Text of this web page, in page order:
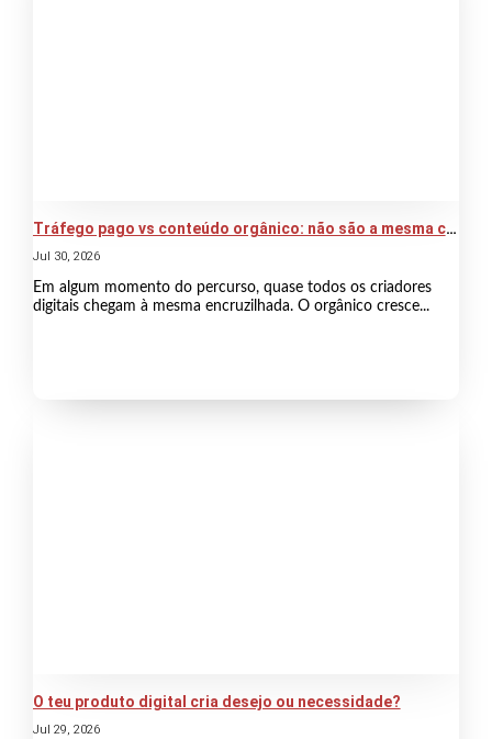
Tráfego pago vs conteúdo orgânico: não são a mesma coisa
Jul 30, 2026
Em algum momento do percurso, quase todos os criadores
digitais chegam à mesma encruzilhada. O orgânico cresce...
O teu produto digital cria desejo ou necessidade?
Jul 29, 2026